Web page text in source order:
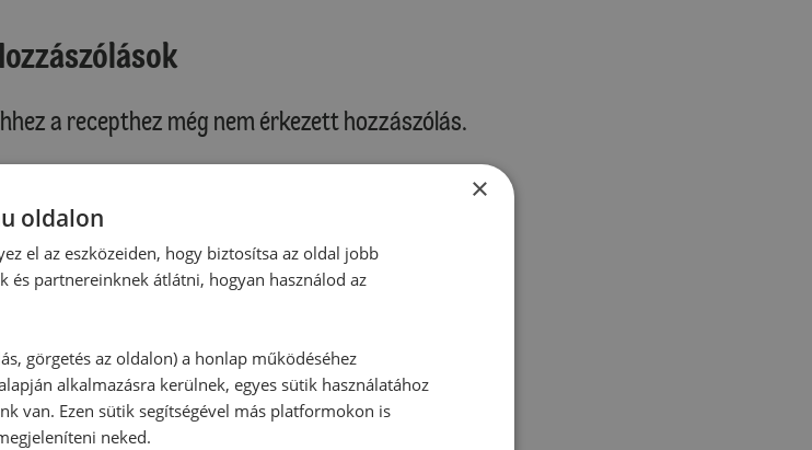
a recepthez még nem érkezett hozzászólás.
írása
írásához, kérjük,jelentkezz be!
×
oldalon
el az eszközeiden, hogy biztosítsa az oldal jobb
és partnereinknek átlátni, hogyan használod az
görgetés az oldalon) a honlap működéséhez
alkalmazásra kerülnek, egyes sütik használatához
van. Ezen sütik segítségével más platformokon is
neked.